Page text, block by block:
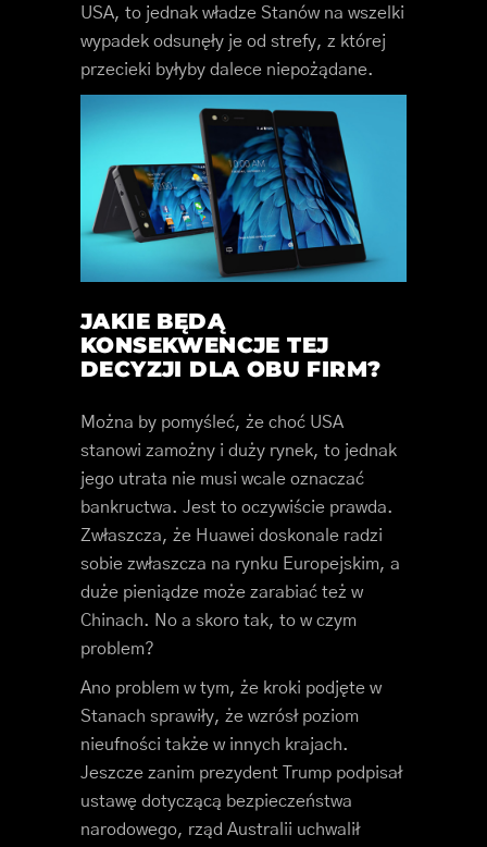
USA, to jednak władze Stanów na wszelki
wypadek odsunęły je od strefy, z której
przecieki byłyby dalece niepożądane.
JAKIE BĘDĄ
KONSEKWENCJE TEJ
DECYZJI DLA OBU FIRM?
Można by pomyśleć, że choć USA
stanowi zamożny i duży rynek, to jednak
jego utrata nie musi wcale oznaczać
bankructwa. Jest to oczywiście prawda.
Zwłaszcza, że Huawei doskonale radzi
sobie zwłaszcza na rynku Europejskim, a
duże pieniądze może zarabiać też w
Chinach. No a skoro tak, to w czym
problem?
Ano problem w tym, że kroki podjęte w
Stanach sprawiły, że wzrósł poziom
nieufności także w innych krajach.
Jeszcze zanim prezydent Trump podpisał
ustawę dotyczącą bezpieczeństwa
narodowego, rząd Australii uchwalił